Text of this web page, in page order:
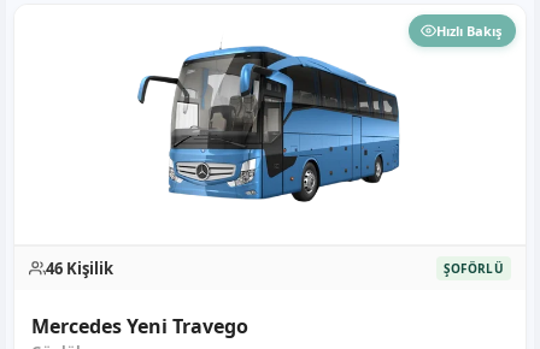
Hızlı Bakış
46 Kişilik ŞOFÖRLÜ
Mercedes Yeni Travego